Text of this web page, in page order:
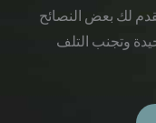
لك بعض النصائح